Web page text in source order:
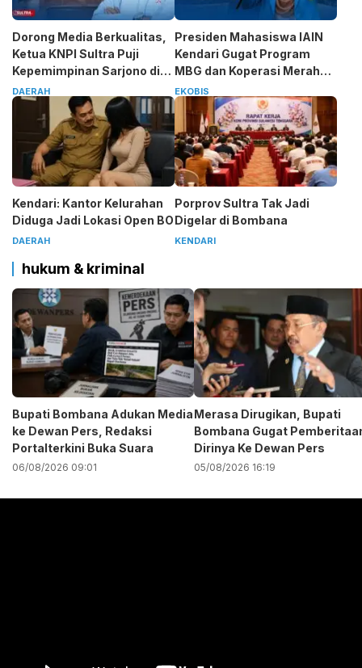
Dorong Media Berkualitas,
Ketua KNPI Sultra Puji
Kepemimpinan Sarjono di
SMSI
DAERAH
Presiden Mahasiswa IAIN
Kendari Gugat Program
MBG dan Koperasi Merah
Putih
EKOBIS
Kendari: Kantor Kelurahan
Diduga Jadi Lokasi Open BO
DAERAH
Porprov Sultra Tak Jadi
Digelar di Bombana
KENDARI
hukum & kriminal
Bupati Bombana Adukan Media
ke Dewan Pers, Redaksi
Portalterkini Buka Suara
06/08/2026 09:01
Merasa Dirugikan, Bupati
Bombana Gugat
Dirinya Ke Dewan Pers
05/08/2026 16:19